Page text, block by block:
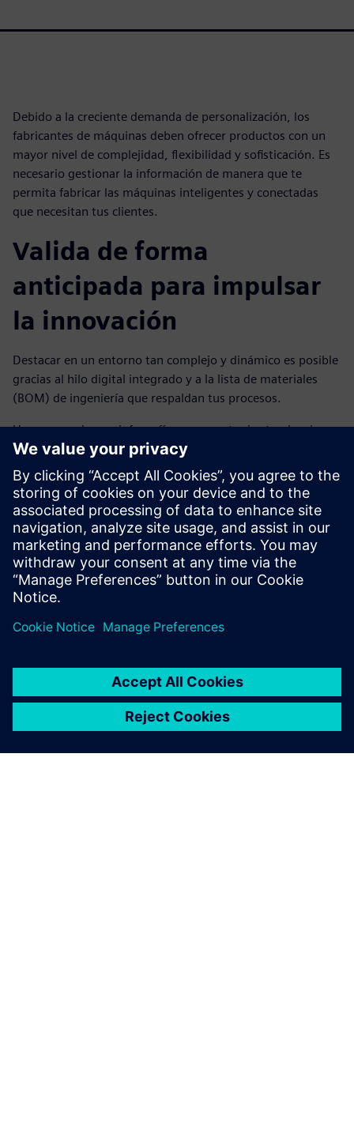
Debido a la creciente demanda de personalización, los
fabricantes de máquinas deben ofrecer productos con un
mayor nivel de complejidad, flexibilidad y sofisticación. Es
necesario gestionar la información de manera que te
permita fabricar las máquinas inteligentes y conectadas
que necesitan tus clientes.
Valida de forma
anticipada para impulsar
la innovación
Destacar en un entorno tan complejo y dinámico es posible
gracias al hilo digital integrado y a la lista de materiales
(BOM) de ingeniería que respaldan tus procesos.
Hemos creado una infografía que muestra las tendencias
más significativas que impulsan el cambio en la ingeniería
mecánica.
Conocerás las tendencias, desafíos y oportunidades de la
simulación de máquinas del futuro y descubrirás cómo
evitar quedarse atrás y obtener una ventaja competitiva.
Descarga la infografía para obtener más información.
Compartir